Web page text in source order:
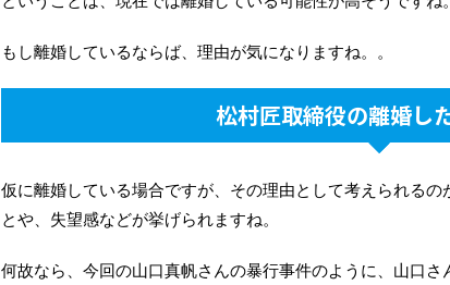
もし離婚しているならば、理由が気になりますね。。
松村匠取締役の離婚し
仮に離婚している場合ですが、その理由として考えられる
とや、失望感などが挙げられますね。
何故なら、今回の山口真帆さんの暴行事件のように、山口